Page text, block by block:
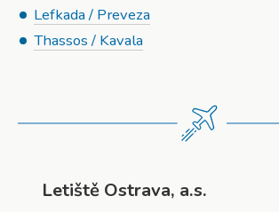
Lefkada / Preveza
Thassos / Kavala
Letiště Ostrava, a.s.